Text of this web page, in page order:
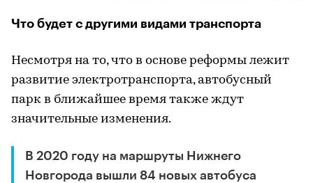
Что будет с другими видами транспорта
Несмотря на то, что в основе реформы лежит
развитие электротранспорта, автобусный
парк в ближайшее время также ждут
значительные изменения.
В 2020 году на маршруты Нижнего
Новгорода вышли 84 новых автобуса